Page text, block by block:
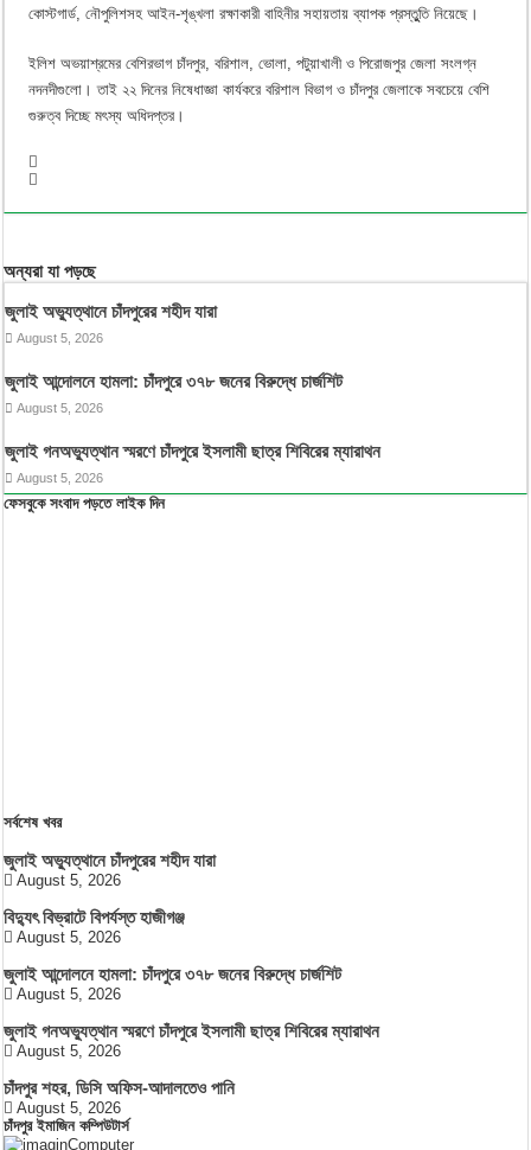
কোস্টগার্ড, নৌপুলিশসহ আইন-শৃঙ্খলা রক্ষাকারী বাহিনীর সহায়তায় ব্যাপক প্রস্তুুতি নিয়েছে।
ইলিশ অভয়াশ্রমের বেশিরভাগ চাঁদপুর, বরিশাল, ভোলা, পটুয়াখালী ও পিরোজপুর জেলা সংলগ্ন
নদনদীগুলো। তাই ২২ দিনের নিষেধাজ্ঞা কার্যকরে বরিশাল বিভাগ ও চাঁদপুর জেলাকে সবচেয়ে বেশি
গুরুত্ব দিচ্ছে মৎস্য অধিদপ্তর।
অন্যরা যা পড়ছে
জুলাই অভ্যুত্থানে চাঁদপুরের শহীদ যারা
August 5, 2026
জুলাই আন্দোলনে হামলা: চাঁদপুরে ৩৭৮ জনের বিরুদ্ধে চার্জশিট
August 5, 2026
জুলাই গনঅভ্যুত্থান স্মরণে চাঁদপুরে ইসলামী ছাত্র শিবিরের ম্যারাথন
August 5, 2026
ফেসবুকে সংবাদ পড়তে লাইক দিন
সর্বশেষ খবর
জুলাই অভ্যুত্থানে চাঁদপুরের শহীদ যারা
August 5, 2026
বিদ্যুৎ বিভ্রাটে বিপর্যস্ত হাজীগঞ্জ
August 5, 2026
জুলাই আন্দোলনে হামলা: চাঁদপুরে ৩৭৮ জনের বিরুদ্ধে চার্জশিট
August 5, 2026
জুলাই গনঅভ্যুত্থান স্মরণে চাঁদপুরে ইসলামী ছাত্র শিবিরের ম্যারাথন
August 5, 2026
চাঁদপুর শহর, ডিসি অফিস-আদালতেও পানি
August 5, 2026
চাঁদপুর ইমাজিন কম্পিউটার্স